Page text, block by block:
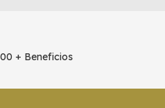
+ Beneficios